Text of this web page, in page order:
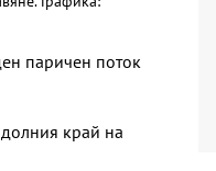
паричен поток
край на